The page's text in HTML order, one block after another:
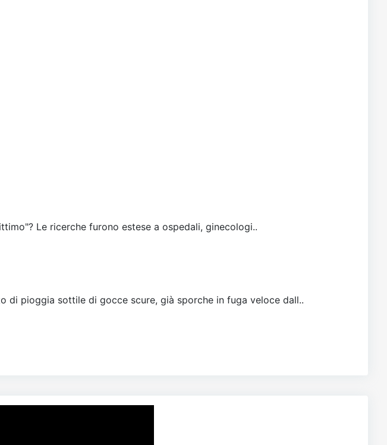
Le ricerche furono estese a ospedali, ginecologi..
pioggia sottile di gocce scure, già sporche in fuga veloce dall..